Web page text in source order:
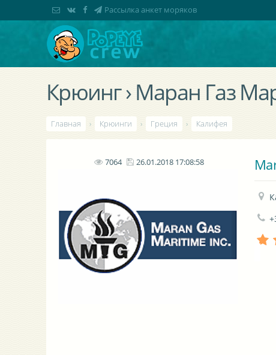
Крюинг › Маран Газ
Главная › Крюинги › Греция › Калифея
7064 26.01.2018 17:08:58
Рассылка анкет моряков